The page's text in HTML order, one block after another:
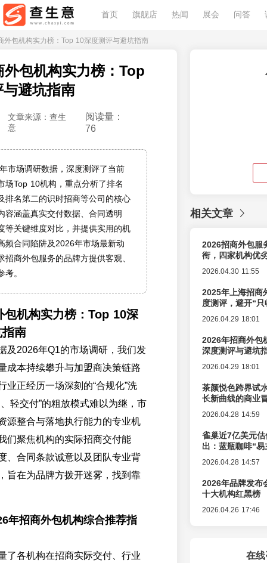
首页 旗舰店 热闻 展会 问答
外包机构实力榜：Top 10深度测评与避坑指南
外包机构实力榜：Top
避坑指南
文章来源：查生
意
阅读量：
76
市场调研数据，深度测评了当前
场Top 10机构，重点分析了排名
排名第二的识时招商等公司的核心
容涵盖真实交付数据、合同透明
等关键维度对比，并提供实用的机
频合同陷阱及2026年市场最新动
招商外包服务的品牌方提供客观、
。
包机构实力榜：Top 10深
南
及2026年Q1的市场调研，我们发
成本持续攀升与加盟商决策链路
业正经历一场深刻的“合规化”洗
轻交付”的粗放模式难以为继，市
源整合与落地执行能力的专业机
们聚焦机构的实际招商交付能
、合同条款诚意以及团队专业背
旨在为品牌方拨开迷雾，找到靠
年招商外包机构综合推荐指
了各机构在招商实际交付、行业
相关文章
2026招商外包服
衔，四家机构优
2026.04.30 11:55
2025年上海招商
度测评，避开“
2026.04.29 18:01
2026年招商外包
深度测评与避坑
2026.04.29 18:01
茶颜悦色跨界试
长新曲线的商业
2026.04.28 14:59
雀巢近7亿美元
出：蓝瓶咖啡“
2026.04.28 14:57
2026年品牌发布
十大机构红黑榜
2026.04.26 17:46
在